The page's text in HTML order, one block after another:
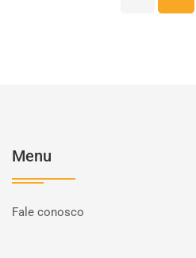
Menu
Fale conosco